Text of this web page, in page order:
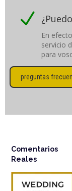
N
En
servicio
para
preguntas
Comentarios
Reales